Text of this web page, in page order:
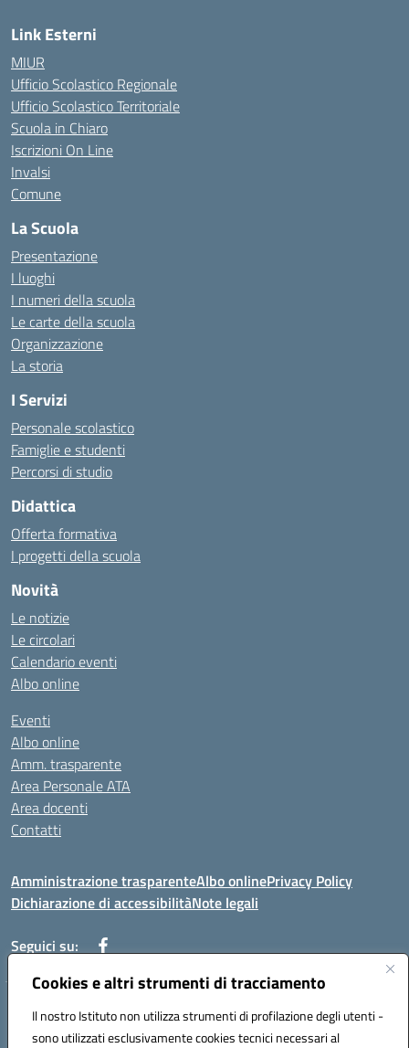
Cookies e altri strumenti di tracciamento
Il nostro Istituto non utilizza strumenti di profilazione degli utenti -
sono utilizzati esclusivamente cookies tecnici necessari al
Link Esterni
MIUR
Ufficio Scolastico Regionale
Ufficio Scolastico Territoriale
Scuola in Chiaro
Iscrizioni On Line
Invalsi
Comune
La Scuola
Presentazione
I luoghi
I numeri della scuola
Le carte della scuola
Organizzazione
La storia
I Servizi
Personale scolastico
Famiglie e studenti
Percorsi di studio
Didattica
Offerta formativa
I progetti della scuola
Novità
Le notizie
Le circolari
Calendario eventi
Albo online
Eventi
Albo online
Amm. trasparente
Area Personale ATA
Area docenti
Contatti
Amministrazione trasparenteAlbo onlinePrivacy Policy
Dichiarazione di accessibilitàNote legali
Seguici su:
Indirizzo: VIA BRECCIAME, 46 - 81024 MADDALONI (CE)
Mail: CEIC8AU001@istruzione.it - Pec: CEIC8AU001@pec.istruzione.it -